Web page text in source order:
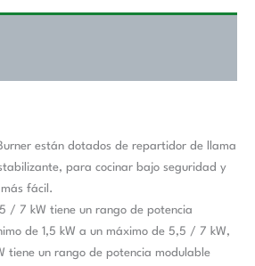
están dotados de repartidor de llama
para cocinar bajo seguridad y
fácil.
/ 7 kW tiene un rango de potencia
de 1,5 kW a un máximo de 5,5 / 7 kW,
tiene un rango de potencia modulable